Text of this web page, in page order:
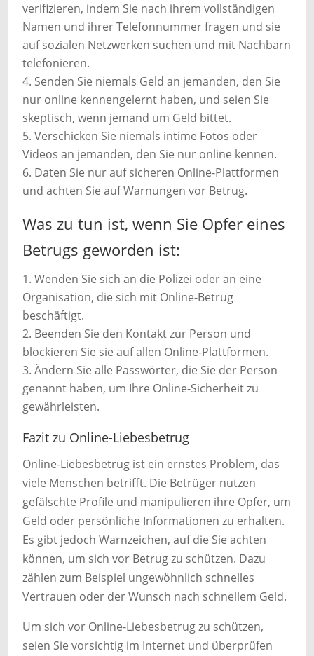
verifizieren, indem Sie nach ihrem vollständigen
Namen und ihrer Telefonnummer fragen und sie
auf sozialen Netzwerken suchen und mit Nachbarn
telefonieren.
Senden Sie niemals Geld an jemanden, den Sie
nur online kennengelernt haben, und seien Sie
skeptisch, wenn jemand um Geld bittet.
Verschicken Sie niemals intime Fotos oder
Videos an jemanden, den Sie nur online kennen.
Daten Sie nur auf sicheren Online-Plattformen
und achten Sie auf Warnungen vor Betrug.
Was zu tun ist, wenn Sie Opfer eines
Betrugs geworden ist:
Wenden Sie sich an die Polizei oder an eine
Organisation, die sich mit Online-Betrug
beschäftigt.
Beenden Sie den Kontakt zur Person und
blockieren Sie sie auf allen Online-Plattformen.
Ändern Sie alle Passwörter, die Sie der Person
genannt haben, um Ihre Online-Sicherheit zu
gewährleisten.
Fazit zu Online-Liebesbetrug
Online-Liebesbetrug ist ein ernstes Problem, das
viele Menschen betrifft. Die Betrüger nutzen
gefälschte Profile und manipulieren ihre Opfer, um
Geld oder persönliche Informationen zu erhalten.
Es gibt jedoch Warnzeichen, auf die Sie achten
können, um sich vor Betrug zu schützen. Dazu
zählen zum Beispiel ungewöhnlich schnelles
Vertrauen oder der Wunsch nach schnellem Geld.
Um sich vor Online-Liebesbetrug zu schützen,
seien Sie vorsichtig im Internet und überprüfen